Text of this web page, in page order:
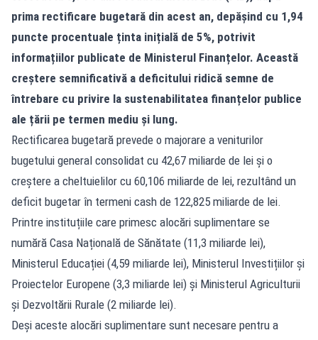
prima rectificare bugetară din acest an, depășind cu 1,94
puncte procentuale ținta inițială de 5%, potrivit
informațiilor publicate de Ministerul Finanțelor. Această
creștere semnificativă a deficitului ridică semne de
întrebare cu privire la sustenabilitatea finanțelor publice
ale țării pe termen mediu și lung.
Rectificarea bugetară prevede o majorare a veniturilor
bugetului general consolidat cu 42,67 miliarde de lei și o
creștere a cheltuielilor cu 60,106 miliarde de lei, rezultând un
deficit bugetar în termeni cash de 122,825 miliarde de lei.
Printre instituțiile care primesc alocări suplimentare se
numără Casa Națională de Sănătate (11,3 miliarde lei),
Ministerul Educației (4,59 miliarde lei), Ministerul Investițiilor și
Proiectelor Europene (3,3 miliarde lei) și Ministerul Agriculturii
și Dezvoltării Rurale (2 miliarde lei).
Deși aceste alocări suplimentare sunt necesare pentru a